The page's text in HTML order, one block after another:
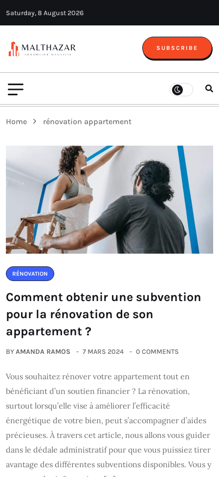
Saturday, 8 August 2026
SUBSCRIBE
Home rénovation appartement
RÉNOVATION
Comment obtenir une subvention
pour la rénovation de son
appartement ?
BYAMANDA RAMOS 7 MARS 2024 0 COMMENTS
Vous souhaitez rénover votre appartement tout en
bénéficiant d’un soutien financier ? La rénovation,
surtout lorsqu’elle vise à améliorer l’efficacité
énergétique de votre bien, peut s’accompagner d’aides
précieuses. À travers cet article, nous allons vous guider
dans le dédale administratif pour que vous puissiez tirer
avantage des différentes subventions disponibles. Vous y